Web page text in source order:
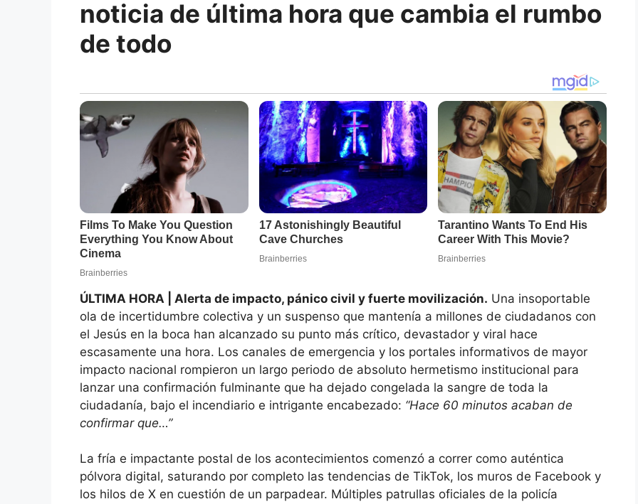
noticia de última hora que cambia el rumbo
de todo
ÚLTIMA HORA | Alerta de impacto, pánico civil y fuerte movilización. Una insoportable
ola de incertidumbre colectiva y un suspenso que mantenía a millones de ciudadanos con
el Jesús en la boca han alcanzado su punto más crítico, devastador y viral hace
escasamente una hora. Los canales de emergencia y los portales informativos de mayor
impacto nacional rompieron un largo periodo de absoluto hermetismo institucional para
lanzar una confirmación fulminante que ha dejado congelada la sangre de toda la
ciudadanía, bajo el incendiario e intrigante encabezado: “Hace 60 minutos acaban de
confirmar que…”
La fría e impactante postal de los acontecimientos comenzó a correr como auténtica
pólvora digital, saturando por completo las tendencias de TikTok, los muros de Facebook y
los hilos de X en cuestión de un parpadear. Múltiples patrullas oficiales de la policía